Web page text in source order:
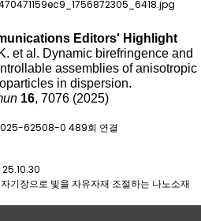
Editors' Highlight
et al. Dynamic birefringence and
assemblies of anisotropic
in dispersion.
16, 7076 (2025)
62508-0 489회 연결
25.10.30
기장으로 빛을 자유자재 조절하는 나노소재